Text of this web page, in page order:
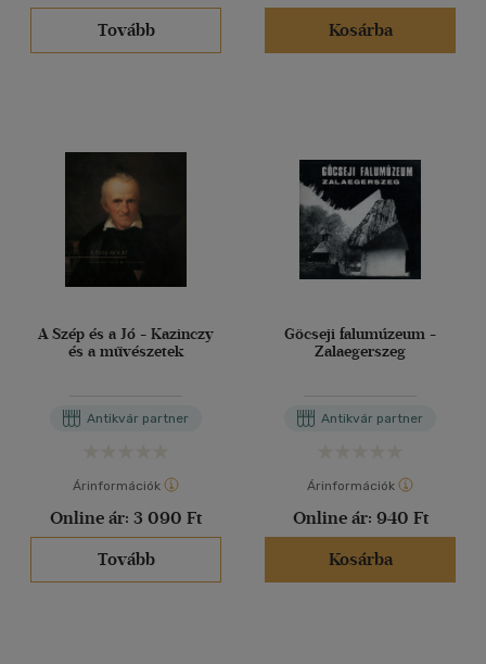
Tovább
Kosárba
A Szép és a Jó - Kazinczy
és a művészetek
Antikvár partner
Árinformációk
Online ár: 3 090 Ft
Tovább
Göcseji falumúzeum -
Zalaegerszeg
Antikvár partner
Árinformációk
Online ár: 940 Ft
Kosárba